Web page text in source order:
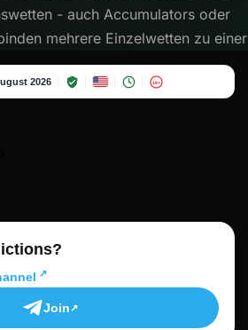
- auch Accumulators oder
mehrere Einzelwetten zu einer
2026 18+
Join